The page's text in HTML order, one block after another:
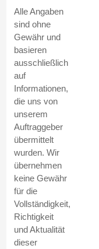
Alle Angaben
sind ohne
Gewähr und
basieren
ausschließlich
auf
Informationen,
die uns von
unserem
Auftraggeber
übermittelt
wurden. Wir
übernehmen
keine Gewähr
für die
Vollständigkeit,
Richtigkeit
und Aktualität
dieser